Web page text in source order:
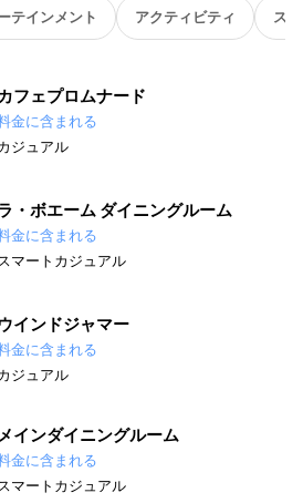
テインメント アクティビティ ス
フェプロムナード
金に含まれる
ジュアル
・ボエーム ダイニングルーム
金に含まれる
スマートカジュアル
インドジャマー
金に含まれる
ジュアル
メインダイニングルーム
金に含まれる
スマートカジュアル